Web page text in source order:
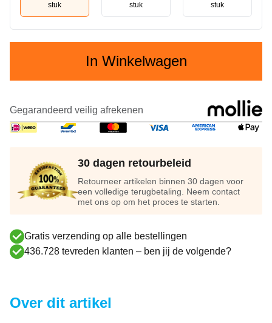
stuk
stuk
stuk
In Winkelwagen
Gegarandeerd veilig afrekenen
30 dagen retourbeleid
Retourneer artikelen binnen 30 dagen voor
een volledige terugbetaling. Neem contact
met ons op om het proces te starten.
Gratis verzending op alle bestellingen
436.728 tevreden klanten – ben jij de volgende?
Over dit artikel